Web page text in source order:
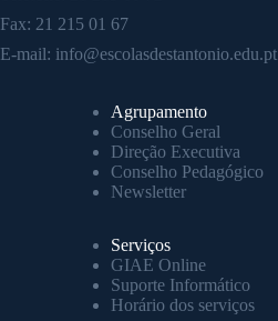
Fax: 21 215 01 67
E-mail: info@escolasdestantonio.edu.pt
Agrupamento
Conselho Geral
Direção Executiva
Conselho Pedagógico
Newsletter
Serviços
GIAE Online
Suporte Informático
Horário dos serviços